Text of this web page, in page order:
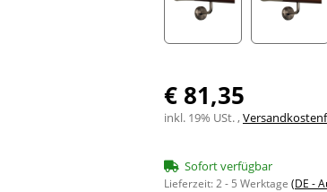
€ 81,35
inkl. 19% USt. ,
Sofort verfügbar
Lieferzeit:2 - 5 Werktage (DE -